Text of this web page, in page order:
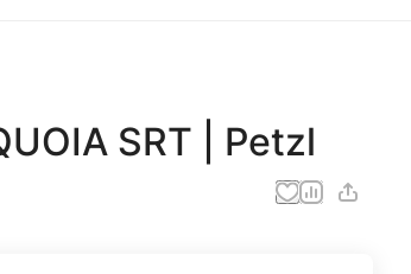
SRT | Petzl